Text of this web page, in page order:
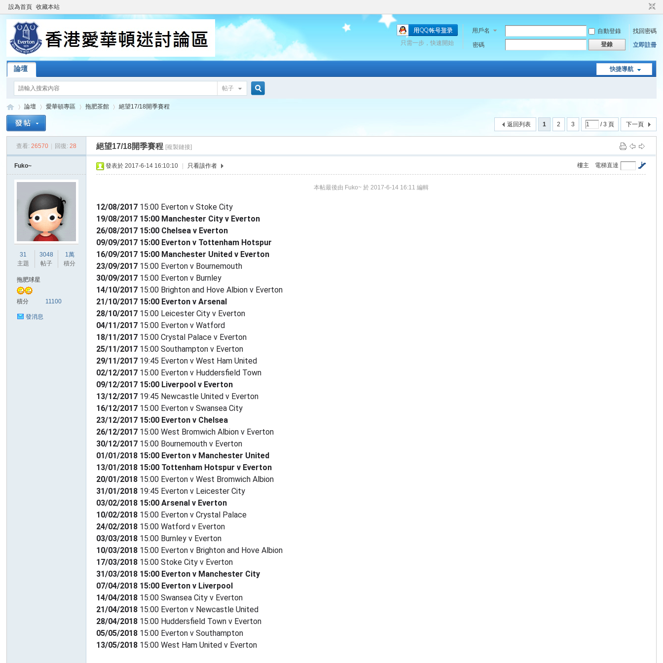
設為首頁 收藏本站
用戶名 自動登錄
找回密碼
密碼
登錄 立即註冊
只需一步，快速開始
快捷導航
論壇
帖子
»
論壇
›
愛華頓專區
›
拖肥茶館
›
絕望17/18開季賽程
1 2 3 / 3 頁 下一頁
返回列表
查看: 26570 回復: 28 絕望17/18開季賽程 [複製鏈接]
Fuko~
31
主題
3048
帖子
1萬
積分
拖肥球星
積分 11100
發消息
電梯直達
樓主
發表於 2017-6-14 16:10:10 只看該作者
本帖最後由 Fuko~ 於 2017-6-14 16:11 編輯
12/08/2017 15:00 Everton v Stoke City
19/08/2017 15:00 Manchester City v Everton
26/08/2017 15:00 Chelsea v Everton
09/09/2017 15:00 Everton v Tottenham Hotspur
16/09/2017 15:00 Manchester United v Everton
23/09/2017 15:00 Everton v Bournemouth
30/09/2017 15:00 Everton v Burnley
14/10/2017 15:00 Brighton and Hove Albion v Everton
21/10/2017 15:00 Everton v Arsenal
28/10/2017 15:00 Leicester City v Everton
04/11/2017 15:00 Everton v Watford
18/11/2017 15:00 Crystal Palace v Everton
25/11/2017 15:00 Southampton v Everton
29/11/2017 19:45 Everton v West Ham United
02/12/2017 15:00 Everton v Huddersfield Town
09/12/2017 15:00 Liverpool v Everton
13/12/2017 19:45 Newcastle United v Everton
16/12/2017 15:00 Everton v Swansea City
23/12/2017 15:00 Everton v Chelsea
26/12/2017 15:00 West Bromwich Albion v Everton
30/12/2017 15:00 Bournemouth v Everton
01/01/2018 15:00 Everton v Manchester United
13/01/2018 15:00 Tottenham Hotspur v Everton
20/01/2018 15:00 Everton v West Bromwich Albion
31/01/2018 19:45 Everton v Leicester City
03/02/2018 15:00 Arsenal v Everton
10/02/2018 15:00 Everton v Crystal Palace
24/02/2018 15:00 Watford v Everton
03/03/2018 15:00 Burnley v Everton
10/03/2018 15:00 Everton v Brighton and Hove Albion
17/03/2018 15:00 Stoke City v Everton
31/03/2018 15:00 Everton v Manchester City
07/04/2018 15:00 Everton v Liverpool
14/04/2018 15:00 Swansea City v Everton
21/04/2018 15:00 Everton v Newcastle United
28/04/2018 15:00 Huddersfield Town v Everton
05/05/2018 15:00 Everton v Southampton
13/05/2018 15:00 West Ham United v Everton